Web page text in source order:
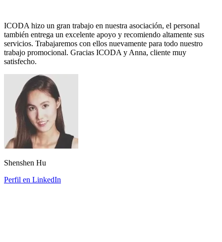
ICODA hizo un gran trabajo en nuestra asociación, el personal
también entrega un excelente apoyo y recomiendo altamente sus
servicios. Trabajaremos con ellos nuevamente para todo nuestro
trabajo promocional. Gracias ICODA y Anna, cliente muy
satisfecho.
Shenshen Hu
Perfil en LinkedIn